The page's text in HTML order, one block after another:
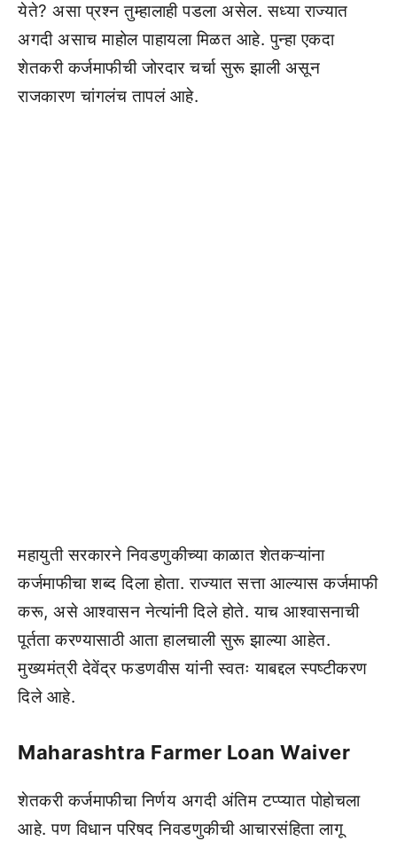
येते? असा प्रश्न तुम्हालाही पडला असेल. सध्या राज्यात
अगदी असाच माहोल पाहायला मिळत आहे. पुन्हा एकदा
शेतकरी कर्जमाफीची जोरदार चर्चा सुरू झाली असून
राजकारण चांगलंच तापलं आहे.
महायुती सरकारने निवडणुकीच्या काळात शेतकऱ्यांना
कर्जमाफीचा शब्द दिला होता. राज्यात सत्ता आल्यास कर्जमाफी
करू, असे आश्वासन नेत्यांनी दिले होते. याच आश्वासनाची
पूर्तता करण्यासाठी आता हालचाली सुरू झाल्या आहेत.
मुख्यमंत्री देवेंद्र फडणवीस यांनी स्वतः याबद्दल स्पष्टीकरण
दिले आहे.
Maharashtra Farmer Loan Waiver
शेतकरी कर्जमाफीचा निर्णय अगदी अंतिम टप्प्यात पोहोचला
आहे. पण विधान परिषद निवडणुकीची आचारसंहिता लागू